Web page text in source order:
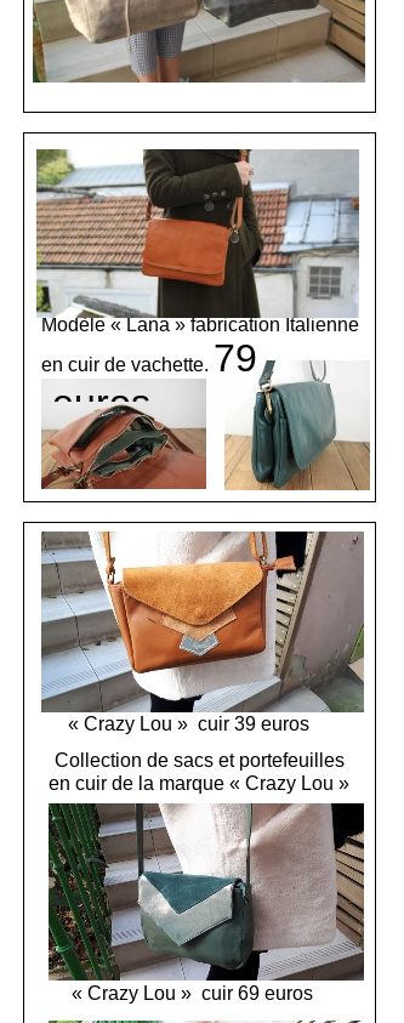
Collection de sacs et portefeuilles
en cuir de la marque « Crazy Lou »
« Crazy Lou » cuir 39 euros
« Crazy Lou » cuir 69 euros
Modèle « Lana » fabrication Italienne
en cuir de vachette. 79
euros